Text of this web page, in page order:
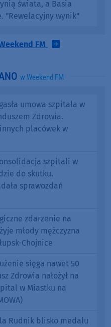
świata, a Basia
"Rewelacyjny wynik"
FM
w Weekend FM
umowa szpitala w
Zdrowia.
placówek w
szpitali w
do skutku.
sprawozdań
zdarzenie na
młody mężczyzna
Chojnice
sięga nawet 50
Zdrowia nałożył na
w Miastku na
Rudnik blisko medalu